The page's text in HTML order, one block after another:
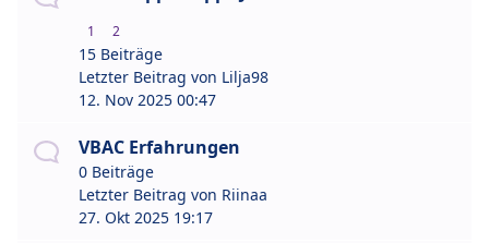
1 2
15 Beiträge
Letzter Beitrag von Lilja98
12. Nov 2025 00:47
VBAC Erfahrungen
0 Beiträge
Letzter Beitrag von Riinaa
27. Okt 2025 19:17